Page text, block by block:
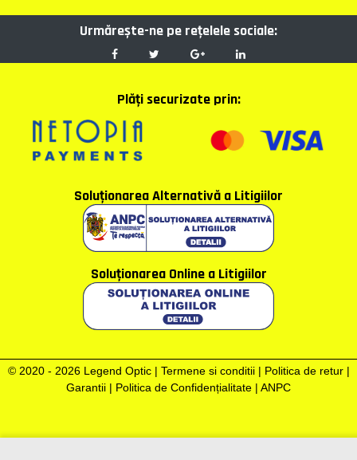
Urmărește-ne pe reţelele sociale:
Plăţi securizate prin:
Soluţionarea Alternativă a Litigiilor
Soluţionarea Online a Litigiilor
© 2020 - 2026 Legend Optic | Termene si conditii| Politica de retur|
Garantii | Politica de Confidențialitate | ANPC